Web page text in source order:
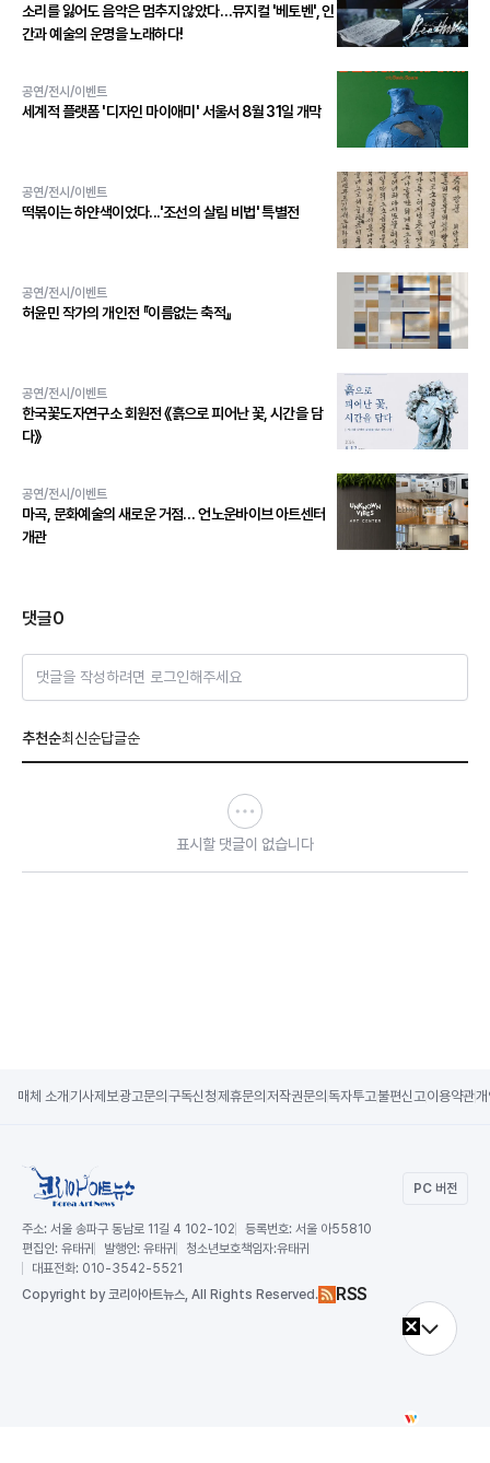
소리를 잃어도 음악은 멈추지 않았다…뮤지컬 '베토벤', 인
간과 예술의 운명을 노래하다!
공연/전시/이벤트
세계적 플랫폼 '디자인 마이애미' 서울서 8월 31일 개막
공연/전시/이벤트
떡볶이는 하얀색이었다...'조선의 살림 비법' 특별전
공연/전시/이벤트
허윤민 작가의 개인전 『이름없는 축적』
공연/전시/이벤트
한국꽃도자연구소 회원전 《흙으로 피어난 꽃, 시간을 담
다》
공연/전시/이벤트
마곡, 문화예술의 새로운 거점… 언노운바이브 아트센터
개관
댓글0
댓글을 작성하려면 로그인해주세요
추천순최신순답글순
표시할 댓글이 없습니다
매체 소개 기사제보광고문의 구독신청제휴문의 저작권문의 독자투고불편신고이용약관
PC 버전
주소: 서울 송파구 동남로 11길 4 102-102 등록번호: 서울 아55810
편집인: 유태귀 발행인: 유태귀 청소년보호책임자:유태귀
대표전화: 010-3542-5521
Copyright by 코리아아트뉴스, All Rights Reserved. RSS